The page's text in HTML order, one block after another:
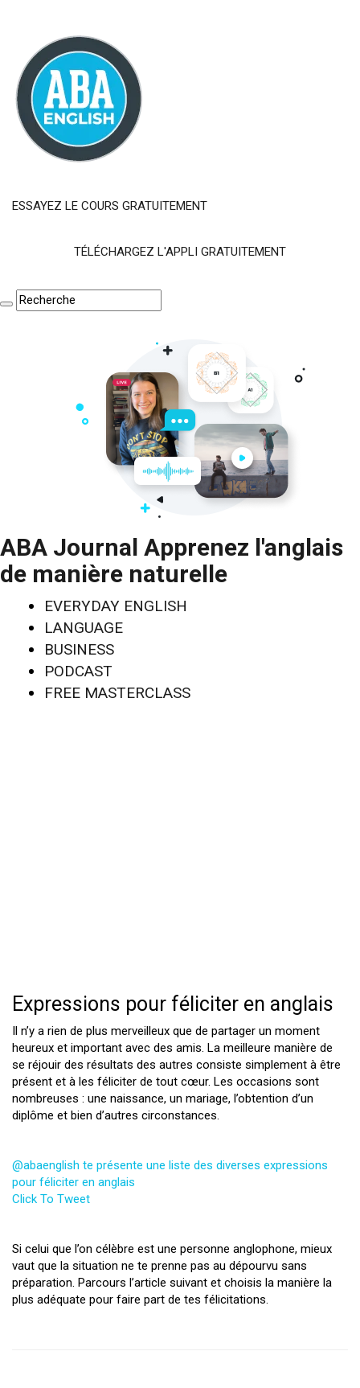
ESSAYEZ LE COURS GRATUITEMENT
TÉLÉCHARGEZ L'APPLI GRATUITEMENT
ABA Journal Apprenez l'anglais
de manière naturelle
EVERYDAY ENGLISH
LANGUAGE
BUSINESS
PODCAST
FREE MASTERCLASS
Expressions pour féliciter en anglais
Il n’y a rien de plus merveilleux que de partager un moment
heureux et important avec des amis. La meilleure manière de
se réjouir des résultats des autres consiste simplement à être
présent et à les féliciter de tout cœur. Les occasions sont
nombreuses : une naissance, un mariage, l’obtention d’un
diplôme et bien d’autres circonstances.
@abaenglish te présente une liste des diverses expressions
pour féliciter en anglais
Click To Tweet
Si celui que l’on célèbre est une personne anglophone, mieux
vaut que la situation ne te prenne pas au dépourvu sans
préparation. Parcours l’article suivant et choisis la manière la
plus adéquate pour faire part de tes félicitations.